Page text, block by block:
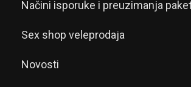
Načini isporuke i preuzimanja
Sex shop veleprodaja
Novosti